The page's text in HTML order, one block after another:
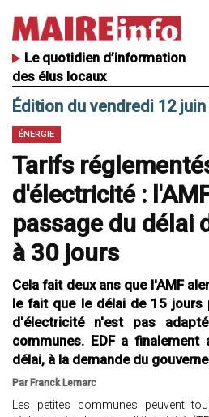
Le quotidien d’information
des élus locaux
Édition du vendredi 12 juin
ÉNERGIE
Tarifs
d'électricité :
passage du délai
à 30 jours
Cela fait deux ans que l'AMF
le fait que le délai de 15 jours
d'électricité n'est pas
communes. EDF a
délai, à la demande du
Par Franck Lemarc
Les petites communes peuvent